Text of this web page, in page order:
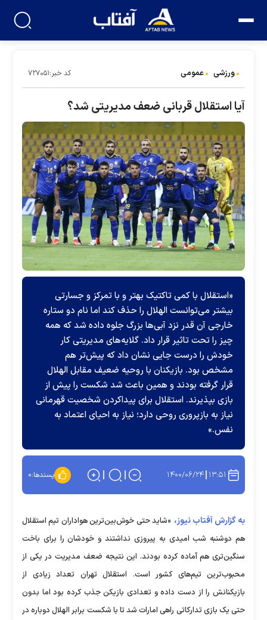
ورزشی عمومی کد خبر:۷۲۷۰۵۱
آیا استقلال قربانی ضعف مدیریتی شد؟
«استقلال با کمی تاکتیک بهتر و با تمرکز و جسارتی
بیشتر می‌توانست الهلال را حذف کند اما نام دو ستاره
خارجی آن قدر نزد آبی‌ها بزرگ جلوه داده شد که همه
چیز را تحت تاثیر قرار داد. گلایه‌های مدیریتی کار
خودش را درست جایی نشان داد که پیش‌تر هم
مشخص بود. بازیکنان با روحیه ضعیف مقابل الهلال
قرار گرفته بودند و همین باعث شد شکست را پیش از
بازی بپذیرند. استقلال برای پیداکردن شخصیت قهرمانی
نیاز به بازپروری روحی دارد؛ نیاز به احیای اعتماد به
نفس.»
۱۳:۵۱ ۱۴۰۰/۰۶/۲۴ پسندها:۰
به گزارش آفتاب نیوز، «شاید حتی خوش‌بین‌ترین هواداران تیم استقلال
هم دوشنبه شب امیدی به پیروزی نداشتند و خودشان را برای باخت
سنگین‌تری هم آماده کرده بودند. این نتیجه ضعف مدیریت در یکی از
محبوب‌ترین تیم‌های کشور است. استقلال تهران تعداد زیادی از
بازیکنانش را از دست داده و تعدادی بازیکن جذب کرده بود اما بدون
حتی یک بازی تدارکاتی راهی امارات شد تا با شکست برابر الهلال دوباره در